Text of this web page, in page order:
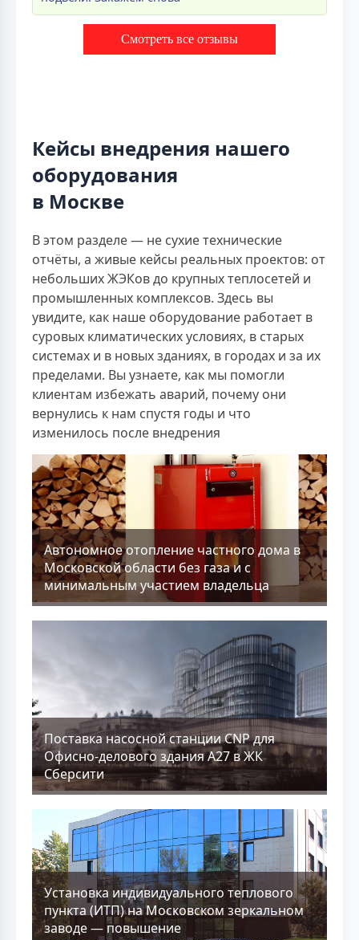
Смотреть все отзывы
Кейсы внедрения нашего
оборудования
в Москве
В этом разделе — не сухие технические
отчёты, а живые кейсы реальных проектов: от
небольших ЖЭКов до крупных теплосетей и
промышленных комплексов. Здесь вы
увидите, как наше оборудование работает в
суровых климатических условиях, в старых
системах и в новых зданиях, в городах и за их
пределами. Вы узнаете, как мы помогли
клиентам избежать аварий, почему они
вернулись к нам спустя годы и что
изменилось после внедрения
Aвтономное отопление частного дома в
Московской области без газа и с
минимальным участием владельца
Поставка насосной станции CNP для
Офисно-делового здания А27 в ЖК
Сберсити
Установка индивидуального теплового
пункта (ИТП) на Московском зеркальном
заводе — повышение